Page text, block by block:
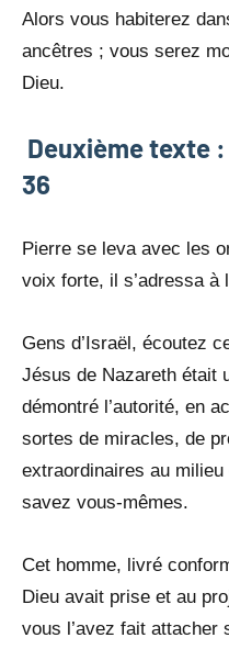
Alors vous habiterez
ancêtres ; vous serez
Dieu.
Deuxième texte
36
Pierre se leva avec les
voix forte, il s’adressa
Gens d’Israël, écoutez
Jésus de Nazareth était
démontré l’autorité, en
sortes de miracles, de
extraordinaires au
savez vous-mêmes.
Cet homme, livré
Dieu avait prise et au
vous l’avez fait attacher